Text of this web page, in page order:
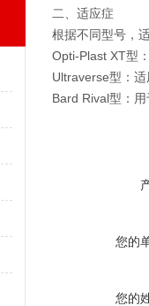
二、适应症
根据不同型号，
‌Opti-Plast XT型‌
‌Ultraverse型‌：
‌Bard Rival型‌：
您的
您的